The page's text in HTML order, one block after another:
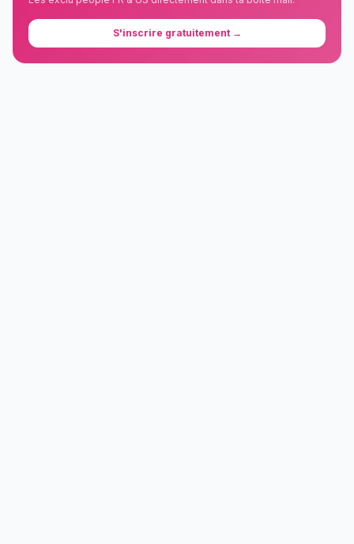
S'inscrire gratuitement →